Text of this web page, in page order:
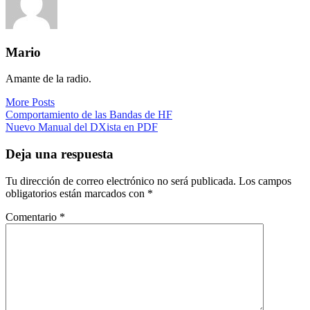
Mario
Amante de la radio.
More Posts
Navegación
de
entradas
Comportamiento de las Bandas de HF
Nuevo Manual del DXista en PDF
Deja una respuesta
Tu dirección de correo electrónico no será publicada. Los campos
obligatorios están marcados con *
Comentario *